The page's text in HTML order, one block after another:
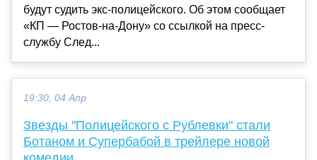
будут судить экс-полицейского. Об этом сообщает
«КП — Ростов-на-Дону» со ссылкой на пресс-
службу След...
19:30, 04 Апр
Звезды "Полицейского с Рублевки" стали
Ботаном и Супербабой в трейлере новой